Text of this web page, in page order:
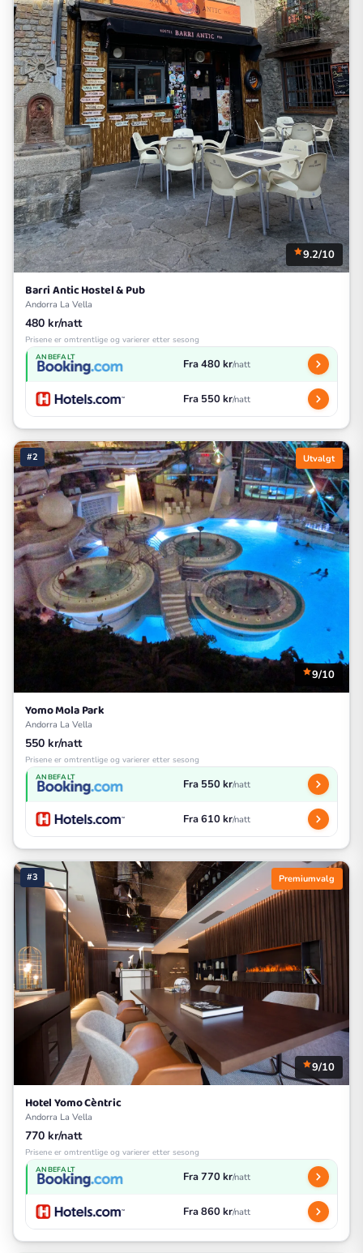
9.2/10
Barri Antic Hostel & Pub
Andorra La Vella
480 kr/natt
Prisene er omtrentlige og varierer etter sesong
ANBEFALT Fra 480 kr/natt
Fra 550 kr/natt
#2 Utvalgt
9/10
Yomo Mola Park
Andorra La Vella
550 kr/natt
Prisene er omtrentlige og varierer etter sesong
ANBEFALT Fra 550 kr/natt
Fra 610 kr/natt
#3 Premiumvalg
9/10
Hotel Yomo Cèntric
Andorra La Vella
770 kr/natt
Prisene er omtrentlige og varierer etter sesong
ANBEFALT Fra 770 kr/natt
Fra 860 kr/natt